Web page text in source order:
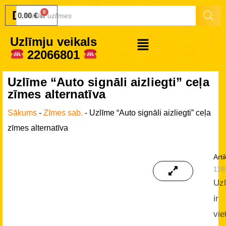
Druku.lv
0.00€
Uzlīmju veikals
22066801
Uzlīme “Auto signāli aizliegti” ceļa
zīmes alternatīva
Sākums - Zīmes sab. - Uzlīme “Auto signāli aizliegti” ceļa
zīmes alternatīva
ir